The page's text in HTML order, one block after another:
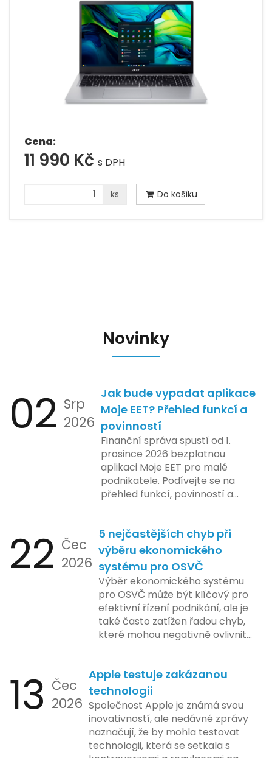
Cena:
11 990 Kč s DPH
ks Do košíku
Novinky
02 Srp
2026
Jak bude vypadat aplikace
Moje EET? Přehled funkcí a
povinností
Finanční správa spustí od 1.
prosince 2026 bezplatnou
aplikaci Moje EET pro malé
podnikatele. Podívejte se na
přehled funkcí, povinností a
22 Čec
2026
5 nejčastějších chyb při
výběru ekonomického
systému pro OSVČ
Výběr ekonomického systému
pro OSVČ může být klíčový pro
efektivní řízení podnikání, ale je
také často zatížen řadou chyb,
které mohou negativně ovlivnit
by se podnikatelé měli vyvarovat.
13 Čec
2026
Apple testuje zakázanou
technologii
Společnost Apple je známá svou
inovativností, ale nedávné zprávy
naznačují, že by mohla testovat
technologii, která se setkala s